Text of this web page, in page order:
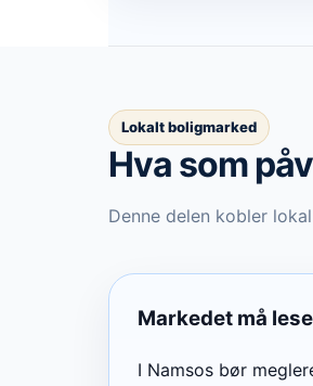
Lokalt boligmarked
Hva som
Denne delen kobler
Markedet må
I Namsos bør